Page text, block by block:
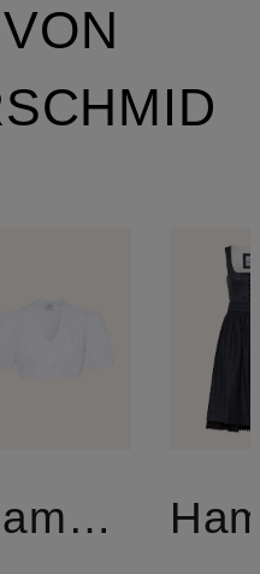
Hammerschmid